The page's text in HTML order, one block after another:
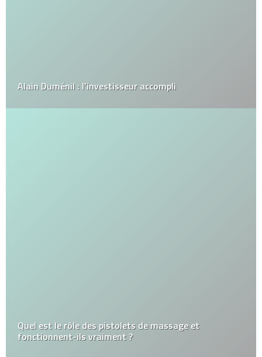
Alain Duménil : l’investisseur accompli
Quel est le rôle des pistolets de massage et
fonctionnent-ils vraiment ?